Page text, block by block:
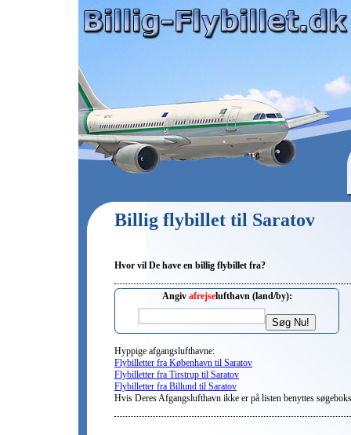
Billig flybillet til Saratov
Hvor vil De have en billig flybillet fra?
Angiv afrejselufthavn (land/by):
Hyppige afgangslufthavne:
Flybilletter fra København til Saratov
Flybilletter fra Tirstrup til Saratov
Flybilletter fra Billund til Saratov
Hvis Deres Afgangslufthavn ikke er på listen benyttes